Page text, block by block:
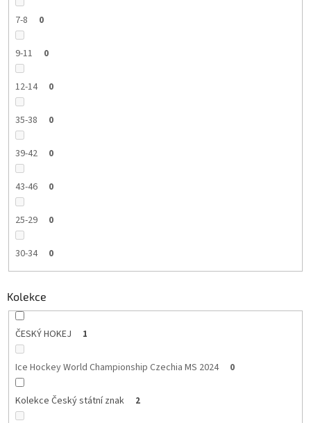
7-8 0
9-11 0
12-14 0
35-38 0
39-42 0
43-46 0
25-29 0
30-34 0
Kolekce
ČESKÝ HOKEJ 1
Ice Hockey World Championship Czechia MS 2024 0
Kolekce Český státní znak 2